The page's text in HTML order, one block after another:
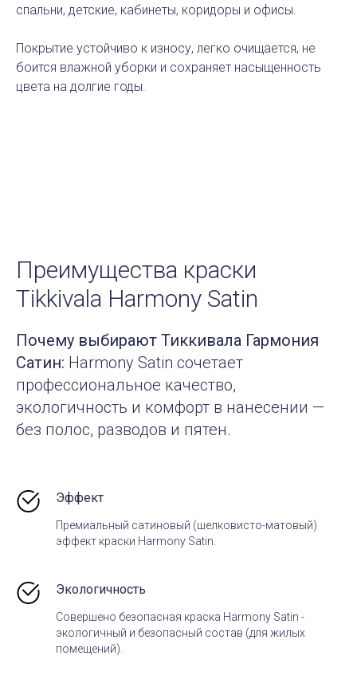
спальни, детские, кабинеты, коридоры и офисы.
Покрытие устойчиво к износу, легко очищается, не
боится влажной уборки и сохраняет насыщенность
цвета на долгие годы.
Преимущества краски
Tikkivala Harmony Satin
Почему выбирают Тиккивала Гармония
Сатин: Harmony Satin сочетает
профессиональное качество,
экологичность и комфорт в нанесении —
без полос, разводов и пятен.
Эффект
Премиальный сатиновый (шелковисто-матовый)
эффект краски Harmony Satin.
Экологичность
Совершено безопасная краска Harmony Satin -
экологичный и безопасный состав (для жилых
помещений).